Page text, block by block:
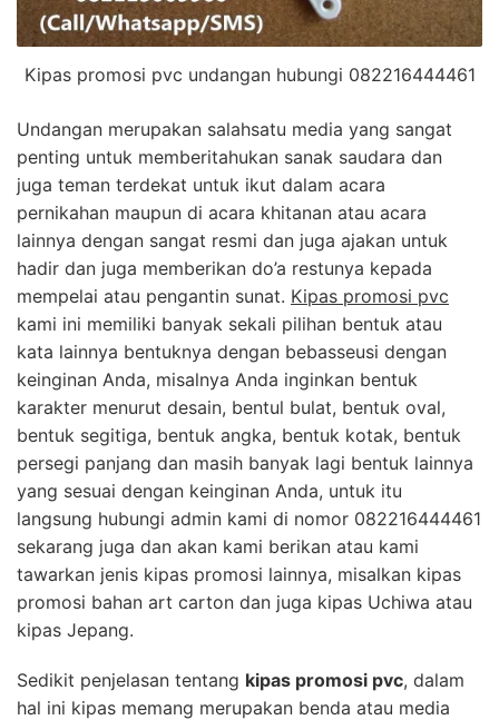
Kipas promosi pvc undangan hubungi 082216444461
Undangan merupakan salahsatu media yang sangat
penting untuk memberitahukan sanak saudara dan
juga teman terdekat untuk ikut dalam acara
pernikahan maupun di acara khitanan atau acara
lainnya dengan sangat resmi dan juga ajakan untuk
hadir dan juga memberikan do’a restunya kepada
mempelai atau pengantin sunat. Kipas promosi pvc
kami ini memiliki banyak sekali pilihan bentuk atau
kata lainnya bentuknya dengan bebasseusi dengan
keinginan Anda, misalnya Anda inginkan bentuk
karakter menurut desain, bentul bulat, bentuk oval,
bentuk segitiga, bentuk angka, bentuk kotak, bentuk
persegi panjang dan masih banyak lagi bentuk lainnya
yang sesuai dengan keinginan Anda, untuk itu
langsung hubungi admin kami di nomor 082216444461
sekarang juga dan akan kami berikan atau kami
tawarkan jenis kipas promosi lainnya, misalkan kipas
promosi bahan art carton dan juga kipas Uchiwa atau
kipas Jepang.
Sedikit penjelasan tentang kipas promosi pvc, dalam
hal ini kipas memang merupakan benda atau media